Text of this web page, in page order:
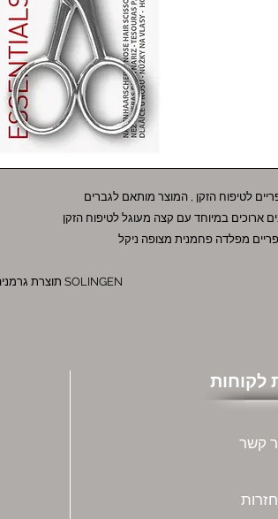
לטיפוח הזקן , המוצר מותאם לגברים
ארוכים במיוחד עם קצה מעוגל לטיפוח הזקן
מפלדה פחמנית מצופה ניקל
תוצרת גרמניה SOLINGEN
לקוחות
קשר